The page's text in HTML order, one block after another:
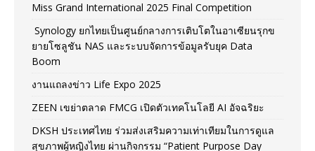
Miss Grand International 2025 Final Competition
Synology ยกไทยเป็นศูนย์กลางการเติบโตในอาเซียนรุกข
ยายโซลูชัน NAS และระบบจัดการข้อมูลรับยุค Data
Boom
งานแถลงข่าว Life Expo 2025
ZEEN เขย่าตลาด FMCG เปิดตัวเทคโนโลยี AI อัจฉริยะ
DKSH ประเทศไทย ร่วมส่งเสริมความเท่าเทียมในการดูแล
สุขภาพผู้หญิงไทย ผ่านกิจกรรม “Patient Purpose Day